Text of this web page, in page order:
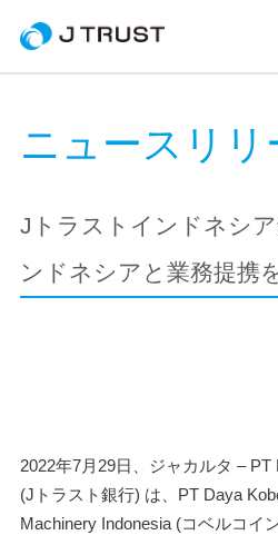
ニュースリリ
Jトラストインドネシ
ンドネシアと業務提携
2022年7月29日、ジャカルタ –
(Jトラスト銀行) は、PT Daya
Machinery Indonesia (コベルコイ